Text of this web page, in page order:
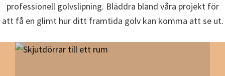
professionell golvslipning. Bläddra bland våra projekt för
att få en glimt hur ditt framtida golv kan komma att se ut.